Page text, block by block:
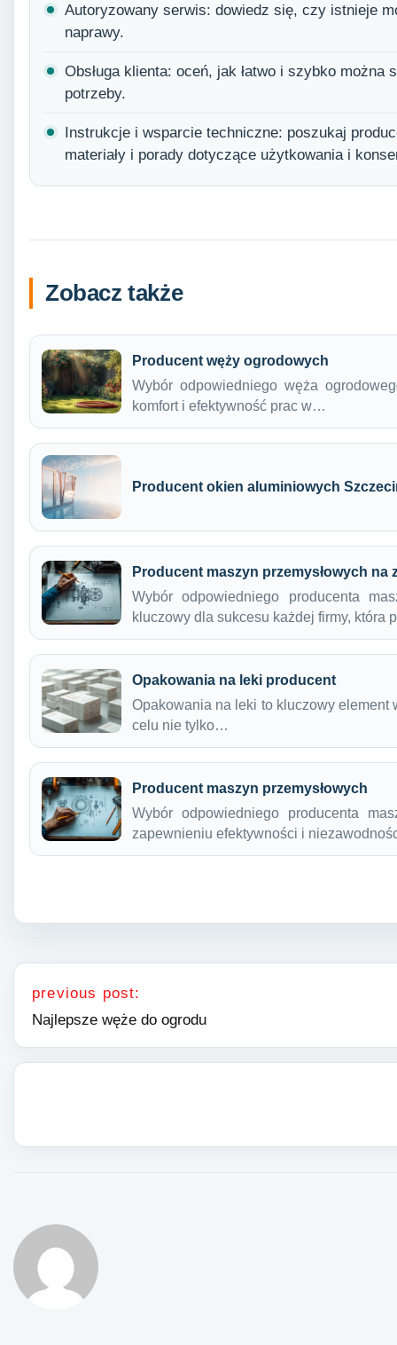
Autoryzowany serwis: dowiedz się, czy istnieje
naprawy.
Obsługa klienta: oceń, jak łatwo i szybko
potrzeby.
Instrukcje i wsparcie techniczne: poszukaj
materiały i porady dotyczące użytkowania i
Zobacz także
Producent węży ogrodowych
Wybór odpowiedniego węża
komfort i efektywność prac w…
Producent okien aluminiowych
Producent maszyn przemysłowych na
Wybór odpowiedniego producenta
kluczowy dla sukcesu każdej firmy, która
Opakowania na leki producent
Opakowania na leki to kluczowy element
celu nie tylko…
Producent maszyn przemysłowych
Wybór odpowiedniego producenta
zapewnieniu efektywności i
Nawigacja wpisu
previous post:
Najlepsze węże do ogrodu